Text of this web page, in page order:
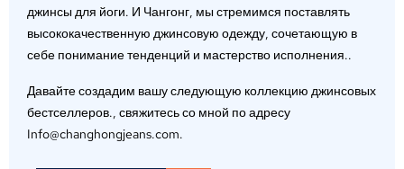
джинсы для йоги. И Чангонг, мы стремимся поставлять
высококачественную джинсовую одежду, сочетающую в
себе понимание тенденций и мастерство исполнения..
Давайте создадим вашу следующую коллекцию джинсовых
бестселлеров., свяжитесь со мной по адресу
Info@changhongjeans.com.